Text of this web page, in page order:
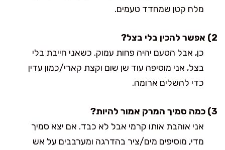
מלח קטן שמחדד טעמים.
2) אפשר להכין בלי בצל?
כן, אבל הטעם יהיה פחות עמוק. כשאני חייבת בלי
בצל, אני מוסיפה עוד שן שום וקצת קארי/כמון עדין
כדי להשלים ארומה.
3) כמה סמיך המרק אמור להיות?
אני אוהבת אותו קרמי אבל לא כבד. אם יצא סמיך
מדי, מוסיפים מים/ציר בהדרגה ומערבבים על אש